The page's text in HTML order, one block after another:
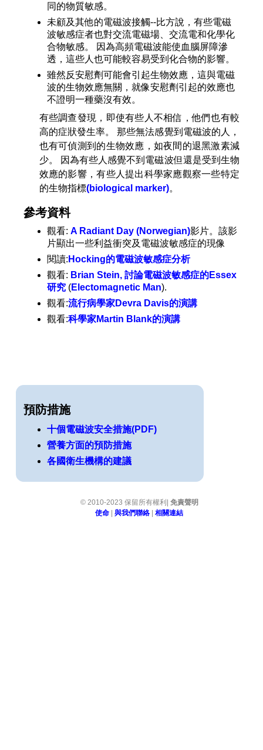
同的物質敏感。
未顧及其他的電磁波接觸--比方說，有些電磁
波敏感症者也對交流電磁場、交流電和化學化
合物敏感。 因為高頻電磁波能使血腦屏障滲
透，這些人也可能較容易受到化合物的影響。
雖然反安慰劑可能會引起生物效應，這與電磁
波的生物效應無關，就像安慰劑引起的效應也
不證明一種藥沒有效。
有些調查發現，即使有些人不相信，他們也有較
高的症狀發生率。 那些無法感覺到電磁波的人，
也有可偵測到的生物效應，如夜間的退黑激素減
少。 因為有些人感覺不到電磁波但還是受到生物
效應的影響，有些人提出科學家應觀察一些特定
的生物指標(biological marker)。
參考資料
觀看: A Radiant Day (Norwegian)影片。該影
片顯出一些利益衝突及電磁波敏感症的現像
閱讀: Hocking的電磁波敏感症分析
觀看: Brian Stein, 討論電磁波敏感症的Essex
研究(Electomagnetic Man).
觀看:流行病學家Devra Davis的演講
觀看:科學家Martin Blank的演講
預防措施
十個電磁波安全措施(PDF)
營養方面的預防措施
各國衛生機構的建議
© 2010-2023 保留所有權利| 免責聲明
使命 |與我們聯絡 |相關連結